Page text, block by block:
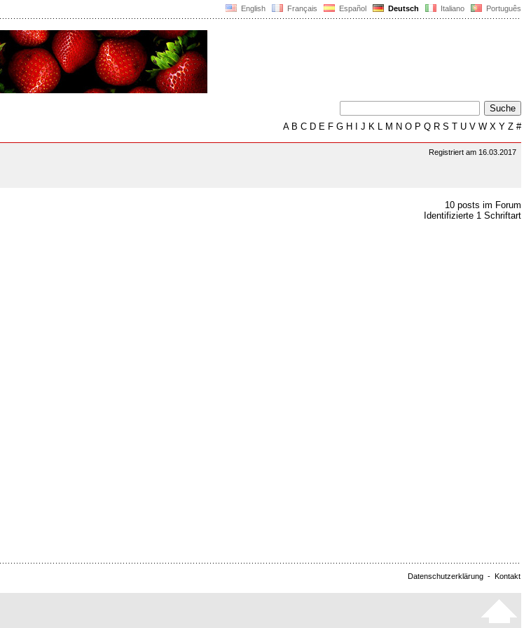
English Français Español Deutsch Italiano Português
AB C D E F G H J K L M N O P Q R S T U V W X Y Z #
Registriert am 16.03.2017
10 posts im Forum
Identifizierte 1 Schriftart
Datenschutzerklärung - Kontakt